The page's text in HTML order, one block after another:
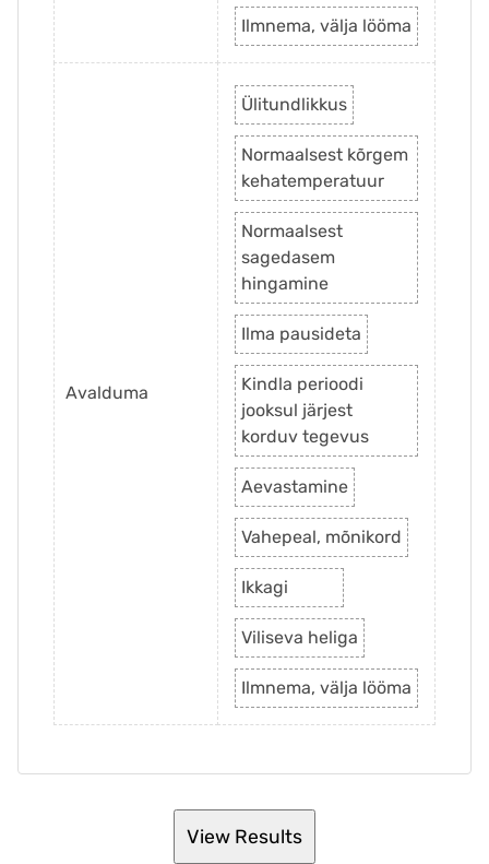
Ilmnema, välja lööma
Avalduma
Ülitundlikkus
Normaalsest kõrgem
kehatemperatuur
Normaalsest
sagedasem
hingamine
Ilma pausideta
Kindla perioodi
jooksul järjest
korduv tegevus
Aevastamine
Vahepeal, mõnikord
Ikkagi
Viliseva heliga
Ilmnema, välja lööma